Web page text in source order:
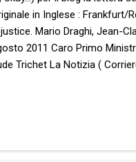
in Inglese : Frankfurt/
Mario Draghi, Jean-
2011 Caro Primo
Trichet La Notizia (